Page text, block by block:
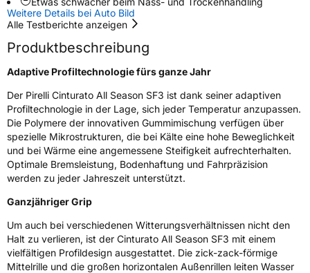
Rollgeräusch (Klasse)B
Rollgeräusch (dB)72
Fahrzeugklasse
C1
3PMSF / Schneeflockensymbol / Alpine-Symbol Ja
EPREL ID1900558
Allgemeine Produktsicherheit (GPSR)
Pirelli 25 20126 Milano Italien,
consumer.support@pirelli.com
Weitere Details bei Auto Bild
Alle Testberichte anzeigen
Produktbeschreibung
Adaptive Profiltechnologie fürs ganze Jahr
Der Pirelli Cinturato All Season SF3 ist dank seiner adaptiven
Profiltechnologie in der Lage, sich jeder Temperatur anzupassen.
Die Polymere der innovativen Gummimischung verfügen über
spezielle Mikrostrukturen, die bei Kälte eine hohe Beweglichkeit
und bei Wärme eine angemessene Steifigkeit aufrechterhalten.
Optimale Bremsleistung, Bodenhaftung und Fahrpräzision
werden zu jeder Jahreszeit unterstützt.
Ganzjähriger Grip
Um auch bei verschiedenen Witterungsverhältnissen nicht den
Halt zu verlieren, ist der Cinturato All Season SF3 mit einem
vielfältigen Profildesign ausgestattet. Die zick-zack-förmige
Mittelrille und die großen horizontalen Außenrillen leiten Wasser